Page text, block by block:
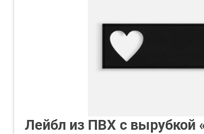
Лейбл из ПВХ с вырубкой